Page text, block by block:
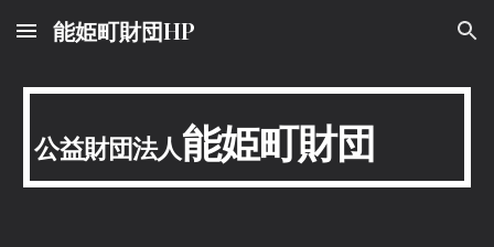
Skip to main content Skip to navigation
能姫町財団HP
公益財団法人能姫町財団